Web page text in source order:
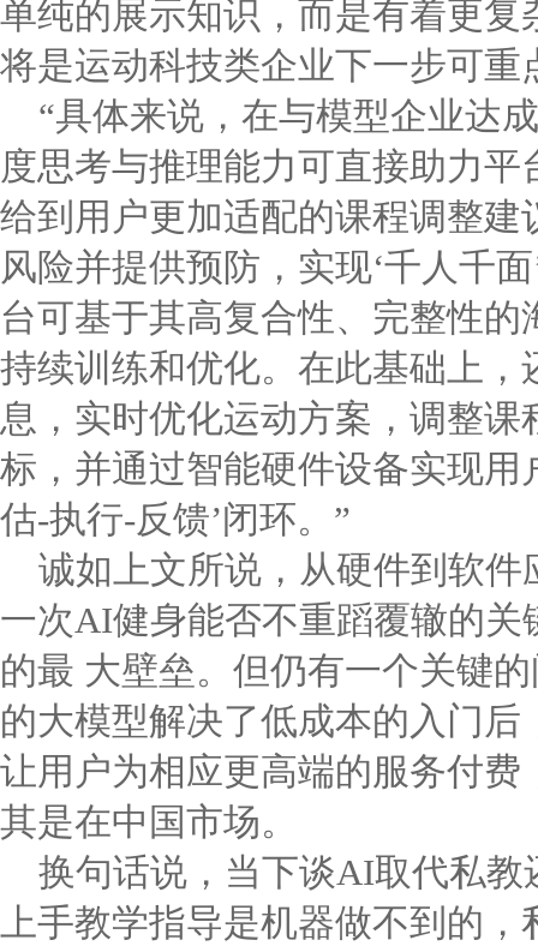
单纯的展示知识，而是有着更复
将是运动科技类企业下一步可重
“具体来说，在与模型企业达
度思考与推理能力可直接助力
给到用户更加适配的课程调整建
风险并提供预防，实现‘千人千
台可基于其高复合性、完整性
持续训练和优化。在此基础上，
息，实时优化运动方案，调整课
标，并通过智能硬件设备实现用
估-执行-反馈’闭环。”
诚如上文所说，从硬件到软
一次AI健身能否不重蹈覆辙的关
的最 大壁垒。但仍有一个关键的
的大模型解决了低成本的入门
让用户为相应更高端的服务付费
其是在中国市场。
换句话说，当下谈AI取代私
上手教学指导是机器做不到的，